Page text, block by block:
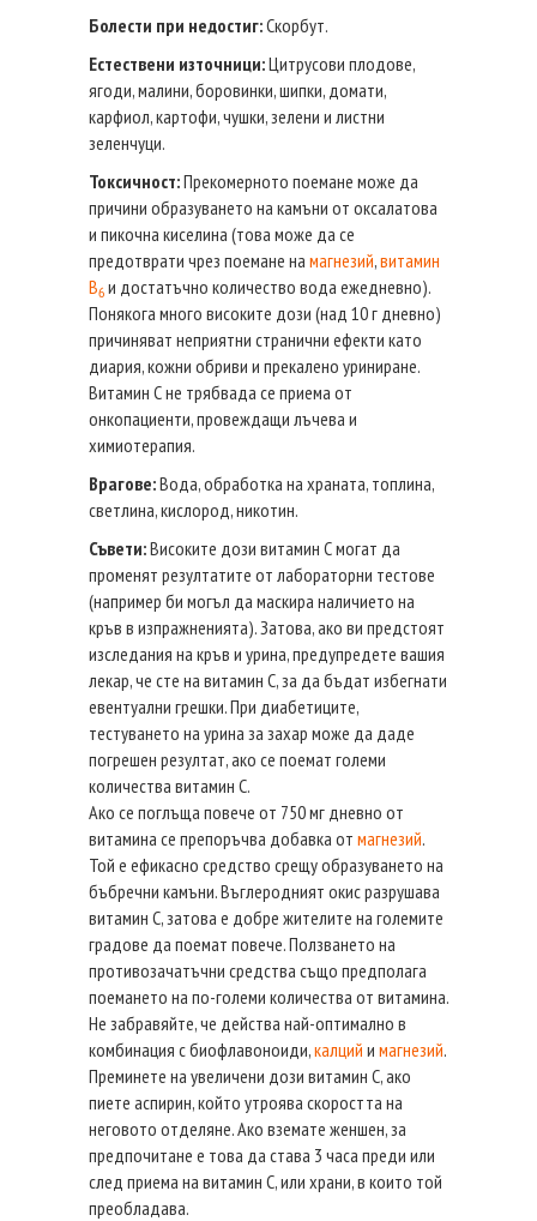
Болести при недостиг:Скорбут.
Естествени източници:Цитрусови плодове,
ягоди, малини, боровинки, шипки, домати,
карфиол, картофи, чушки, зелени и листни
зеленчуци.
Токсичност:Прекомерното поемане може да
причини образуването на камъни от оксалатова
и пикочна киселина (това може да се
предотврати чрез поемане на магнезий,витамин
В6 и достатъчно количество вода ежедневно).
Понякога много високите дози (над 10 г дневно)
причиняват неприятни странични ефекти като
диария, кожни обриви и прекалено уриниране.
Витамин С не трябвада се приема от
онкопациенти, провеждащи лъчева и
химиотерапия.
Врагове:Вода, обработка на храната, топлина,
светлина, кислород, никотин.
Съвети:Високите дози витамин С могат да
променят резултатите от лабораторни тестове
(например би могъл да маскира наличието на
кръв в изпражненията). Затова, ако ви предстоят
изследания на кръв и урина, предупредете вашия
лекар, че сте на витамин С, за да бъдат избегнати
евентуални грешки. При диабетиците,
тестуването на урина за захар може да даде
погрешен резултат, ако се поемат големи
количества витамин С.
Ако се поглъща повече от 750 мг дневно от
витамина се препоръчва добавка от магнезий.
Той е ефикасно средство срещу образуването на
бъбречни камъни. Въглеродният окис разрушава
витамин С, затова е добре жителите на големите
градове да поемат повече. Ползването на
противозачатъчни средства също предполага
поемането на по-големи количества от витамина.
Не забравяйте, че действа най-оптимално в
комбинация с биофлавоноиди,калций и магнезий.
Преминете на увеличени дози витамин С, ако
пиете аспирин, който утроява скоростта на
неговото отделяне. Ако вземате женшен, за
предпочитане е това да става 3 часа преди или
след приема на витамин С, или храни, в които той
преобладава.